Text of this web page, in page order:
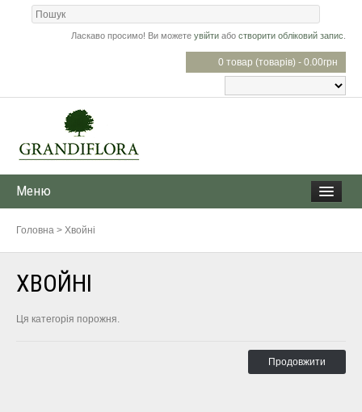
Ласкаво просимо! Ви можете увійти або створити обліковий запис
0 товар (товарів) - 0.00грн
Меню
Головна > Хвойні
ХВОЙНІ
Ця категорія порожня.
Продовжити